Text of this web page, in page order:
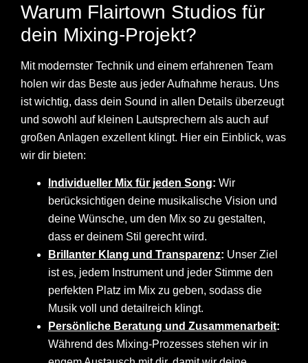
Warum Flairtown Studios für
dein Mixing-Projekt?
Mit modernster Technik und einem erfahrenen Team
holen wir das Beste aus jeder Aufnahme heraus. Uns
ist wichtig, dass dein Sound in allen Details überzeugt
und sowohl auf kleinen Lautsprechern als auch auf
großen Anlagen exzellent klingt. Hier ein Einblick, was
wir dir bieten:
Individueller Mix für jeden Song: Wir
berücksichtigen deine musikalische Vision und
deine Wünsche, um den Mix so zu gestalten,
dass er deinem Stil gerecht wird.
Brillanter Klang und Transparenz: Unser Ziel
ist es, jedem Instrument und jeder Stimme den
perfekten Platz im Mix zu geben, sodass die
Musik voll und detailreich klingt.
Persönliche Beratung und Zusammenarbeit:
Während des Mixing-Prozesses stehen wir in